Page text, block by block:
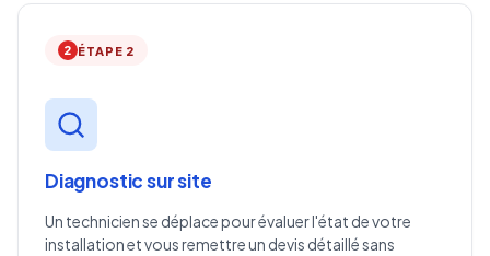
2 ÉTAPE 2
Diagnostic sur site
Un technicien se déplace pour évaluer l'état de votre
installation et vous remettre un devis détaillé sans